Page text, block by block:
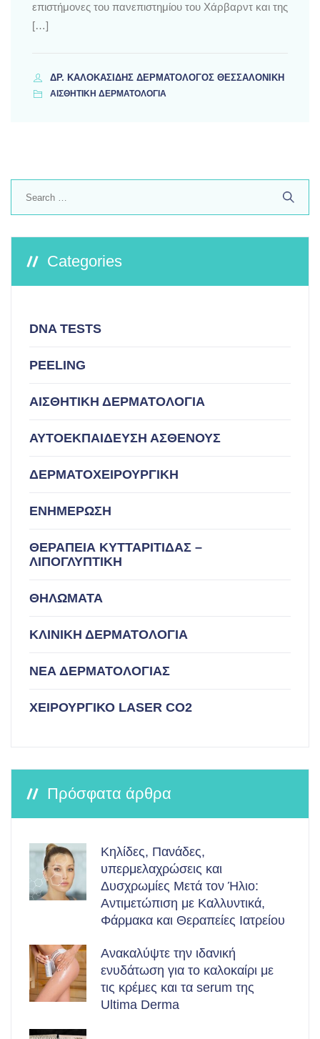
επιστήμονες του πανεπιστημίου του Χάρβαρντ και της
[…]
ΔΡ. ΚΑΛΟΚΑΣΊΔΗΣ ΔΕΡΜΑΤΟΛΌΓΟΣ ΘΕΣΣΑΛΟΝΊΚΗ
ΑΙΣΘΗΤΙΚΗ ΔΕΡΜΑΤΟΛΟΓΙΑ
Categories
DNA TESTS
PEELING
ΑΙΣΘΗΤΙΚΗ ΔΕΡΜΑΤΟΛΟΓΙΑ
ΑΥΤΟΕΚΠΑΙΔΕΥΣΗ ΑΣΘΕΝΟΥΣ
ΔΕΡΜΑΤΟΧΕΙΡΟΥΡΓΙΚΗ
ΕΝΗΜΕΡΩΣΗ
ΘΕΡΑΠΕΙΑ ΚΥΤΤΑΡΙΤΙΔΑΣ –
ΛΙΠΟΓΛΥΠΤΙΚΗ
ΘΗΛΩΜΑΤΑ
ΚΛΙΝΙΚΗ ΔΕΡΜΑΤΟΛΟΓΙΑ
ΝΕΑ ΔΕΡΜΑΤΟΛΟΓΙΑΣ
ΧΕΙΡΟΥΡΓΙΚΟ LASER CO2
Πρόσφατα άρθρα
Κηλίδες, Πανάδες,
υπερμελαχρώσεις και
Δυσχρωμίες Μετά τον Ήλιο:
Αντιμετώπιση με Καλλυντικά,
Φάρμακα και Θεραπείες Ιατρείου
Ανακαλύψτε την ιδανική
ενυδάτωση για το καλοκαίρι με
τις κρέμες και τα serum της
Ultima Derma